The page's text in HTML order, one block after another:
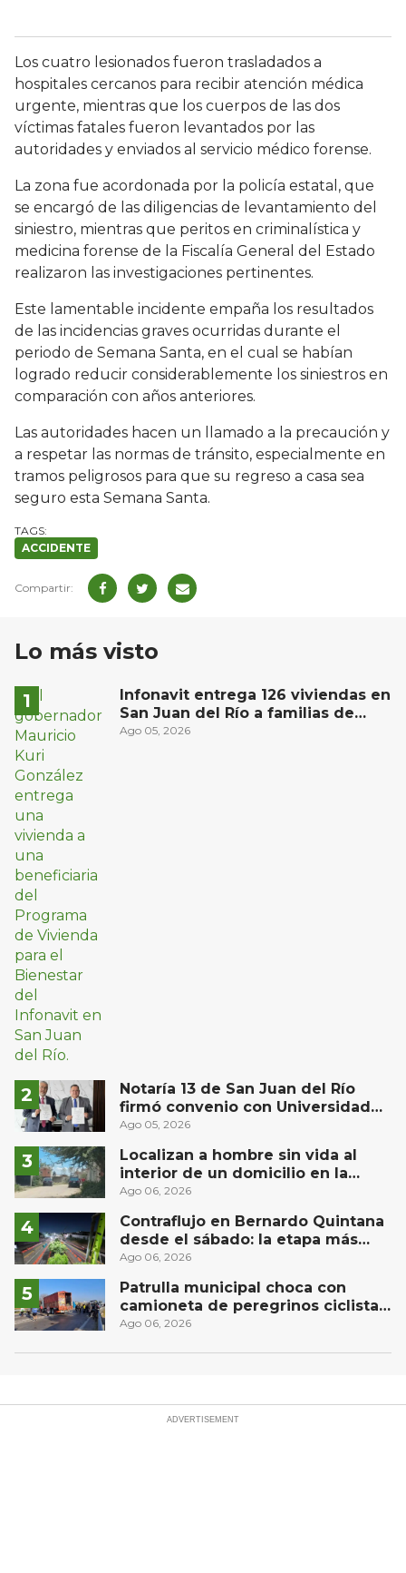
Los cuatro lesionados fueron trasladados a
hospitales cercanos para recibir atención médica
urgente, mientras que los cuerpos de las dos
víctimas fatales fueron levantados por las
autoridades y enviados al servicio médico forense.
La zona fue acordonada por la policía estatal, que
se encargó de las diligencias de levantamiento del
siniestro, mientras que peritos en criminalística y
medicina forense de la Fiscalía General del Estado
realizaron las investigaciones pertinentes.
Este lamentable incidente empaña los resultados
de las incidencias graves ocurridas durante el
periodo de Semana Santa, en el cual se habían
logrado reducir considerablemente los siniestros en
comparación con años anteriores.
Las autoridades hacen un llamado a la precaución y
a respetar las normas de tránsito, especialmente en
tramos peligrosos para que su regreso a casa sea
seguro esta Semana Santa.
ACCIDENTE
Lo más visto
Infonavit entrega 126 viviendas en
San Juan del Río a familias de
bajos ingresos
Ago 05, 2026
Notaría 13 de San Juan del Río
firmó convenio con Universidad
Privada del Bajío para recibir
Ago 05, 2026
Localizan a hombre sin vida al
interior de un domicilio en la
comunidad El Rodeo, San Juan del
Ago 06, 2026
Contraflujo en Bernardo Quintana
desde el sábado: la etapa más
compleja del operativo vial
Ago 06, 2026
Patrulla municipal choca con
camioneta de peregrinos ciclistas
en la autopista México-Querétaro
Ago 06, 2026